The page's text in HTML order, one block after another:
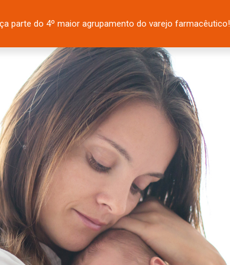
parte do 4º maior agrupamento do varejo farmacêutico!